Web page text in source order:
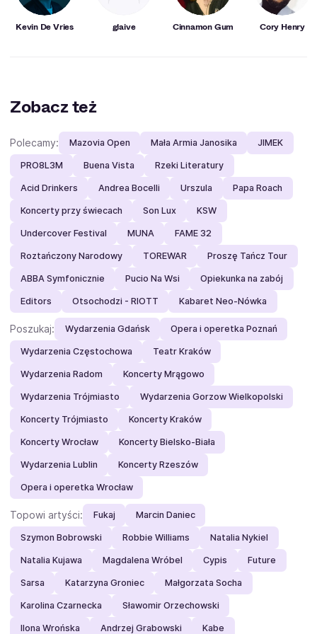
Kevin De Vries glaive Cinnamon Gum Cory Henry
Zobacz też
Polecamy: Mazovia Open Mała Armia Janosika JIMEK
PRO8L3M Buena Vista Rzeki Literatury
Acid Drinkers Andrea Bocelli Urszula Papa Roach
Koncerty przy świecach Son Lux KSW
Undercover Festival MUNA FAME 32
Roztańczony Narodowy TOREWAR Proszę Tańcz Tour
ABBA Symfonicznie Pucio Na Wsi Opiekunka na zabój
Editors Otsochodzi - RIOTT Kabaret Neo-Nówka
Poszukaj: Wydarzenia Gdańsk Opera i operetka Poznań
Wydarzenia Częstochowa Teatr Kraków
Wydarzenia Radom Koncerty Mrągowo
Wydarzenia Trójmiasto Wydarzenia Gorzow Wielkopolski
Koncerty Trójmiasto Koncerty Kraków
Koncerty Wrocław Koncerty Bielsko-Biała
Wydarzenia Lublin Koncerty Rzeszów
Opera i operetka Wrocław
Topowi artyści: Fukaj Marcin Daniec
Szymon Bobrowski Robbie Williams Natalia Nykiel
Natalia Kujawa Magdalena Wróbel Cypis Future
Sarsa Katarzyna Groniec Małgorzata Socha
Karolina Czarnecka Sławomir Orzechowski
Ilona Wrońska Andrzej Grabowski Kabe